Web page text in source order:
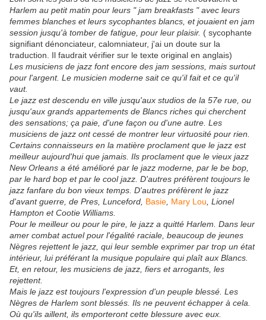
Harlem au petit matin pour leurs " jam breakfasts " avec leurs
femmes blanches et leurs sycophantes blancs, et jouaient en jam
session jusqu'à tomber de fatigue, pour leur plaisir. ( sycophante
signifiant dénonciateur, calomniateur, j'ai un doute sur la
traduction. Il faudrait vérifier sur le texte original en anglais)
Les musiciens de jazz font encore des jam sessions, mais surtout
pour l'argent. Le musicien moderne sait ce qu'il fait et ce qu'il
vaut.
Le jazz est descendu en ville jusqu'aux studios de la 57e rue, ou
jusqu'aux grands appartements de Blancs riches qui cherchent
des sensations; ça paie, d'une façon ou d'une autre. Les
musiciens de jazz ont cessé de montrer leur virtuosité pour rien.
Certains connaisseurs en la matière proclament que le jazz est
meilleur aujourd'hui que jamais. Ils proclament que le vieux jazz
New Orleans a été amélioré par le jazz moderne, par le be bop,
par le hard bop et par le cool jazz. D'autres préfèrent toujours le
jazz fanfare du bon vieux temps. D'autres préfèrent le jazz
d'avant guerre, de Pres, Lunceford, Basie Mary Lou , Lionel
Hampton et Cootie Williams.
Pour le meilleur ou pour le pire, le jazz a quitté Harlem. Dans leur
amer combat actuel pour l'égalité raciale, beaucoup de jeunes
Nègres rejettent le jazz, qui leur semble exprimer par trop un état
intérieur, lui préférant la musique populaire qui plaît aux Blancs.
Et, en retour, les musiciens de jazz, fiers et arrogants, les
rejettent.
Mais le jazz est toujours l'expression d'un peuple blessé. Les
Nègres de Harlem sont blessés. Ils ne peuvent échapper à cela.
Où qu'ils aillent, ils emporteront cette blessure avec eux.